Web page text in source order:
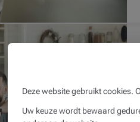
Deze website gebruikt cookies.
Uw keuze wordt bewaard